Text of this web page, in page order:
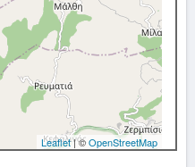
Leaflet| ©OpenStreetMap